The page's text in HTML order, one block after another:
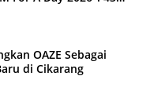
OAZE Sebagai
di Cikarang